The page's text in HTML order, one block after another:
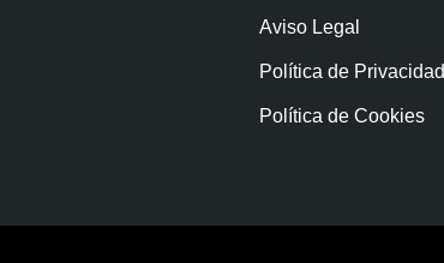
Aviso Legal
Política de Privacidad
Política de Cookies